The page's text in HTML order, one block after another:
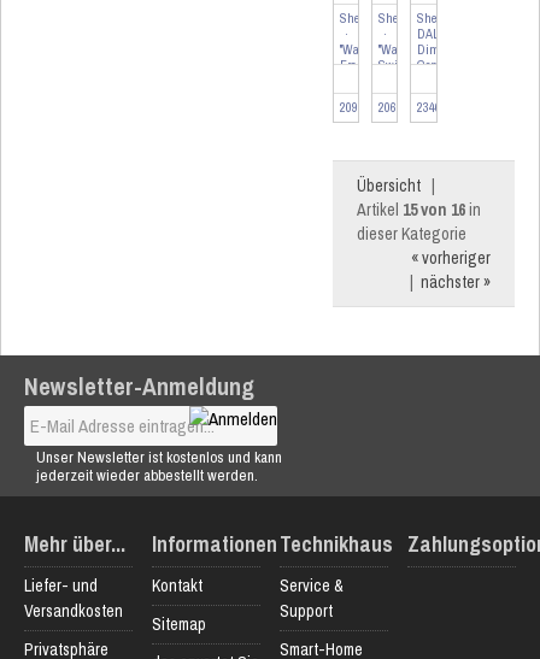
Shelly
·
"Wall
Frame
·
Wandtaster
Rahm...
209837
Shelly
·
"Wall
Switch
·
Wandtaster
·
206437
Shelly
DALI
Dimmer
Gen3
234693
Übersicht |
Artikel 15 von 16in
dieser Kategorie
« vorheriger
| nächster »
Newsletter-Anmeldung
Unser Newsletter ist kostenlos und kann
jederzeit wieder abbestellt werden.
Mehr über...
Liefer- und
Versandkosten
Privatsphäre
Informationen
Kontakt
Sitemap
Technikhaus
Service &
Support
Smart-Home